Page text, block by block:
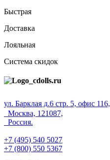
Быстрая
Доставка
Лояльная
Система скидок
ул. Барклая д.6 стр. 5, офис 116,
Москва, 121087,
Россия.
+7 (495) 540 5027
+7 (800) 550 5367